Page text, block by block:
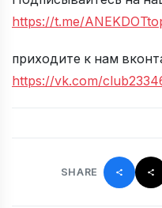
https://t.me/
приходите к нам
https://vk.com/
SHARE